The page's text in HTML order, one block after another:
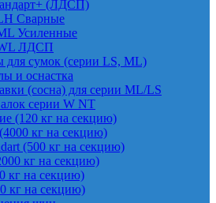
(ЛДСП)
Сварные
Усиленные
ЛДСП
сумок (серии LS, ML)
и оснастка
(сосна) для серии ML/LS
серии W NT
(120 кг на секцию)
кг на секцию)
(500 кг на секцию)
кг на секцию)
кг на секцию)
кг на секцию)